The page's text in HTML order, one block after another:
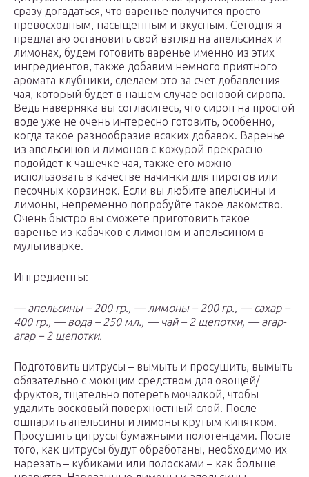
сразу догадаться, что варенье получится просто
превосходным, насыщенным и вкусным. Сегодня я
предлагаю остановить свой взгляд на апельсинах и
лимонах, будем готовить варенье именно из этих
ингредиентов, также добавим немного приятного
аромата клубники, сделаем это за счет добавления
чая, который будет в нашем случае основой сиропа.
Ведь наверняка вы согласитесь, что сироп на простой
воде уже не очень интересно готовить, особенно,
когда такое разнообразие всяких добавок. Варенье
из апельсинов и лимонов с кожурой прекрасно
подойдет к чашечке чая, также его можно
использовать в качестве начинки для пирогов или
песочных корзинок. Если вы любите апельсины и
лимоны, непременно попробуйте такое лакомство.
Очень быстро вы сможете приготовить такое
варенье из кабачков с лимоном и апельсином в
мультиварке.
Ингредиенты:
— апельсины – 200 гр., — лимоны – 200 гр., — сахар –
400 гр., — вода – 250 мл., — чай – 2 щепотки, — агар-
агар – 2 щепотки.
Подготовить цитрусы – вымыть и просушить, вымыть
обязательно с моющим средством для овощей/
фруктов, тщательно потереть мочалкой, чтобы
удалить восковый поверхностный слой. После
ошпарить апельсины и лимоны крутым кипятком.
Просушить цитрусы бумажными полотенцами. После
того, как цитрусы будут обработаны, необходимо их
нарезать – кубиками или полосками – как больше